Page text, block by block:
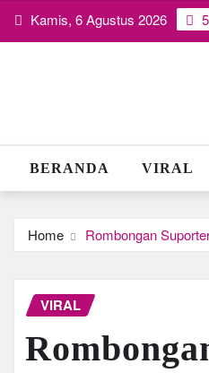
Skip Kamis, 6 Agustus 2026
BERANDA VIRAL
Home Rombongan
VIRAL